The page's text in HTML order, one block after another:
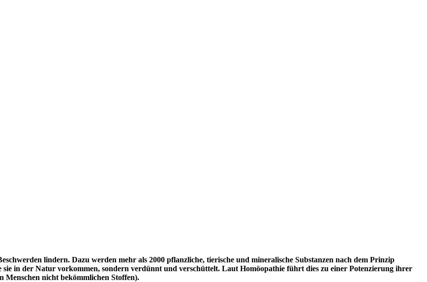
lindern. Dazu werden mehr als 2000 pflanzliche, tierische und mineralische Substanzen nach dem Prinzip
in der Natur vorkommen, sondern verdünnt und verschüttelt. Laut Homöopathie führt dies zu einer Potenzierung ihrer
nicht bekömmlichen Stoffen).